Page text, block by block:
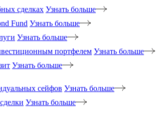
сделках Узнать больше
Fund Узнать больше
Узнать больше
портфелем Узнать больше
Узнать больше
сейфов Узнать больше
Узнать больше